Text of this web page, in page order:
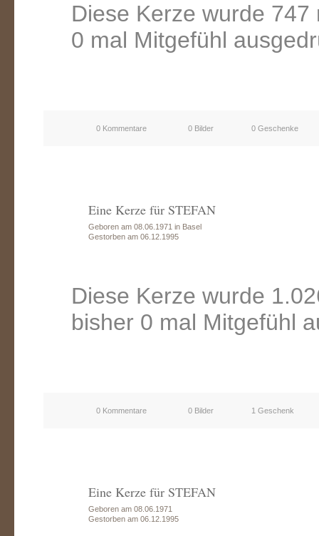
Diese Kerze wurde
0 mal Mitgefühl
0 Kommentare 0 Bilder 0 Geschenke
Eine Kerze für STEFAN
Geboren am 08.06.1971 in Basel
Gestorben am 06.12.1995
Diese Kerze wurde
bisher 0 mal Mitgefühl
0 Kommentare 0 Bilder 1 Geschenk
Eine Kerze für STEFAN
Geboren am 08.06.1971
Gestorben am 06.12.1995